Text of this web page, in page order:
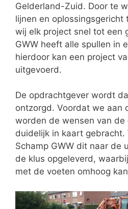
Gelderland-Zuid. Door te
lijnen en oplossingsgericht
wij elk project snel tot een
GWW heeft alle spullen in
hierdoor kan een project
uitgevoerd.
De opdrachtgever wordt
ontzorgd. Voordat we aan
worden de wensen van de
duidelijk in kaart
Schamp GWW dit naar de
de klus opgeleverd,
met de voeten omhoog